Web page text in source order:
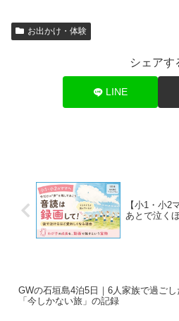
お出かけ・体験
シェアす
LINE
【小1・小2
あとで泣く
GWの石垣島4泊5日｜6人家族で過ごし
「今しかない旅」の記録